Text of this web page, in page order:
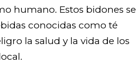
humano. Estos bidones se
conocidas como té
la salud y la vida de los